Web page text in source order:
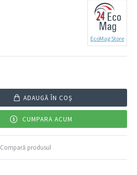
EcoMag Store
ADAUGĂ ÎN COŞ
CUMPARA ACUM
Compară produsul